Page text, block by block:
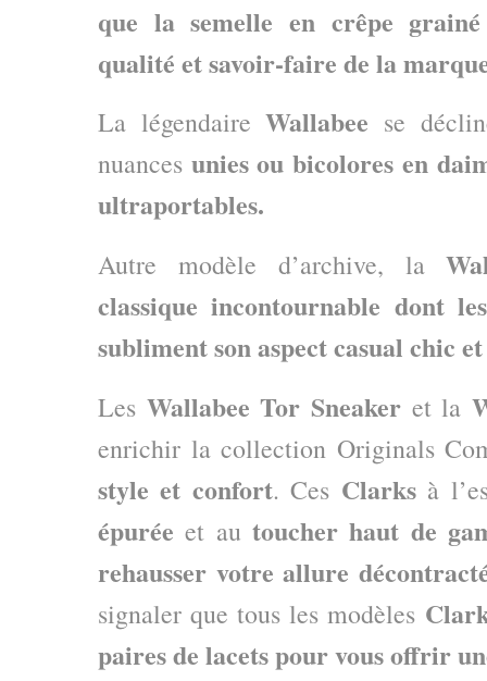
que la semelle en crêpe
qualité et savoir-faire de la
La légendaireWallabee se
nuances unies ou bicolores en
ultraportables.
Autre modèle d’archive, la
classique incontournable dont
subliment son aspect casual chic
Les Wallabee Tor Sneakeret la
enrichir la collection Originals
style et confort. Ces Clarksà
épurée et au toucher haut de
rehausser votre allure
signaler que tous les modèles
paires de lacets pour vous offrir